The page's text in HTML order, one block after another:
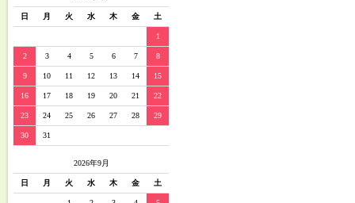
日 月 火 水 木 金 土
1
2 3 4 5 6 7 8
9 10 11 12 13 14 15
16 17 18 19 20 21 22
23 24 25 26 27 28 29
30 31
2026年9月
日 月 火 水 木 金 土